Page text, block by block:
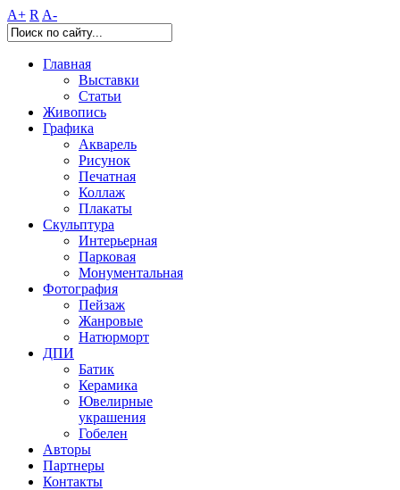
A+ R A-
Главная
Выставки
Статьи
Живопись
Графика
Акварель
Рисунок
Печатная
Коллаж
Плакаты
Скульптура
Интерьерная
Парковая
Монументальная
Фотография
Пейзаж
Жанровые
Натюрморт
ДПИ
Батик
Керамика
Ювелирные
украшения
Гобелен
Авторы
Партнеры
Контакты